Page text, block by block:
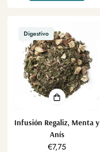
Digestivo
Infusión Regaliz, Menta y
Anís
Precio
€7,75